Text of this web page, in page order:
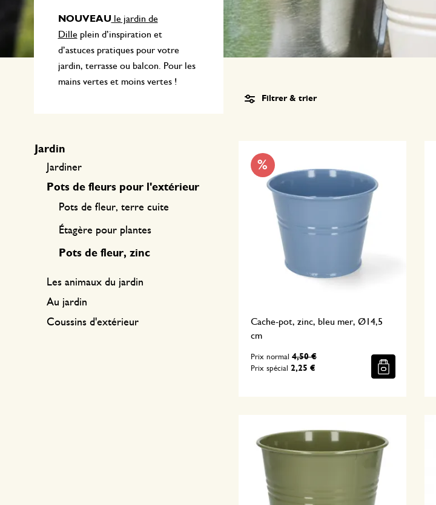
Linge de table
Accessoires pour le thé
Accessoires café
Paniers
Papeterie & loisirs
NOUVEAU le jardin de
Dilleplein d’inspiration et
d’astuces pratiques pour votre
jardin, terrasse ou balcon. Pour les
mains vertes et moins vertes !
Jardin
Jardiner
Pots de fleurs pour l'extérieur
Pots de fleur, terre cuite
Étagère pour plantes
Pots de fleur, zinc
Les animaux du jardin
Au jardin
Coussins d'extérieur
Filtrer & trier
%
Cache-pot, zinc, bleu mer, Ø14,5
cm
Prix spécial 2,25 €
Prix normal 4,50 €